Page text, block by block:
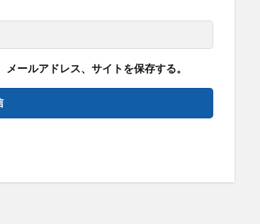
ールアドレス、サイトを保存する。